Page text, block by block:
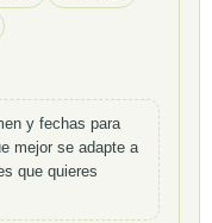
y fechas para
mejor se adapte a
que quieres